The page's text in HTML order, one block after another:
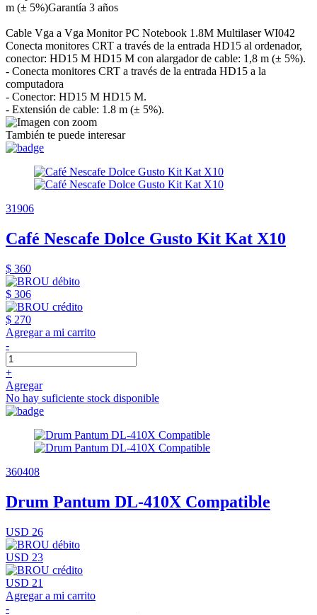
m (± 5%)Garantía 3 años
Cable Vga a Vga Monitor PC Notebook 1.8M Multilaser WI042
Conecta monitores CRT a través de la entrada HD15 al ordenador,
conector: HD15 M HD15 M con alargador de cable: 1,8 m (± 5%).
- Conecta monitores CRT a través de la entrada HD15 a la
computadora
- Conector: HD15 M HD15 M.
- Extensión de cable: 1.8 m (± 5%).
También te puede interesar
31906
Café Nescafe Dolce Gusto Kit Kat X10
$ 360
$ 306
$ 270
Agregar a mi carrito
-
+
Agregar
No hay suficiente stock disponible
360408
Drum Pantum DL-410X Compatible
USD 26
USD 23
USD 21
Agregar a mi carrito
-